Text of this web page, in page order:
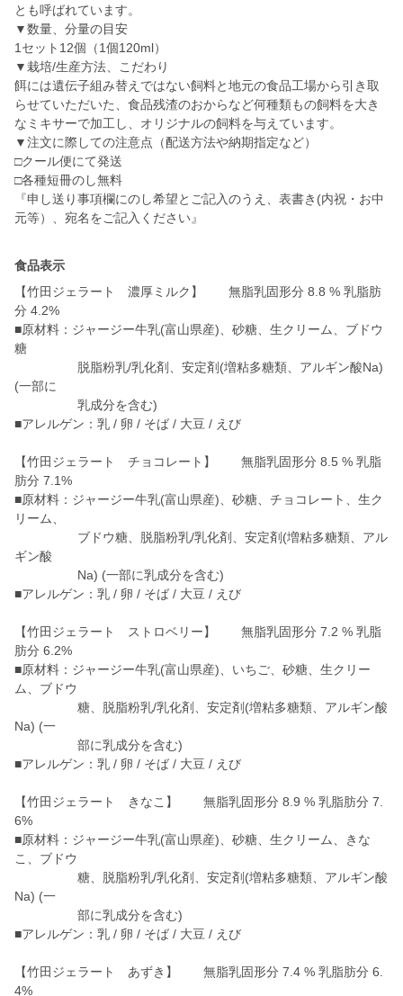
とも呼ばれています。
▼数量、分量の目安
1セット12個（1個120ml）
▼栽培/生産方法、こだわり
餌には遺伝子組み替えではない飼料と地元の食品工場から引き取
らせていただいた、食品残渣のおからなど何種類もの飼料を大き
なミキサーで加工し、オリジナルの飼料を与えています。
▼注文に際しての注意点（配送方法や納期指定など）
□クール便にて発送
□各種短冊のし無料
『申し送り事項欄にのし希望とご記入のうえ、表書き(内祝・お中
元等）、宛名をご記入ください』
食品表示
【竹田ジェラート 濃厚ミルク】 無脂乳固形分 8.8 % 乳脂肪
分 4.2%
■原材料：ジャージー牛乳(富山県産)、砂糖、生クリーム、ブドウ
糖
脱脂粉乳/乳化剤、安定剤(増粘多糖類、アルギン酸Na)
(一部に
乳成分を含む)
■アレルゲン：乳 / 卵 / そば / 大豆 / えび
【竹田ジェラート チョコレート】 無脂乳固形分 8.5 % 乳脂
肪分 7.1%
■原材料：ジャージー牛乳(富山県産)、砂糖、チョコレート、生ク
リーム、
ブドウ糖、脱脂粉乳/乳化剤、安定剤(増粘多糖類、アル
ギン酸
Na) (一部に乳成分を含む)
■アレルゲン：乳 / 卵 / そば / 大豆 / えび
【竹田ジェラート ストロベリー】 無脂乳固形分 7.2 % 乳脂
肪分 6.2%
■原材料：ジャージー牛乳(富山県産)、いちご、砂糖、生クリー
ム、ブドウ
糖、脱脂粉乳/乳化剤、安定剤(増粘多糖類、アルギン酸
Na) (一
部に乳成分を含む)
■アレルゲン：乳 / 卵 / そば / 大豆 / えび
【竹田ジェラート きなこ】 無脂乳固形分 8.9 % 乳脂肪分 7.
6%
■原材料：ジャージー牛乳(富山県産)、砂糖、生クリーム、きな
こ、ブドウ
糖、脱脂粉乳/乳化剤、安定剤(増粘多糖類、アルギン酸
Na) (一
部に乳成分を含む)
■アレルゲン：乳 / 卵 / そば / 大豆 / えび
【竹田ジェラート あずき】 無脂乳固形分 7.4 % 乳脂肪分 6.
4%